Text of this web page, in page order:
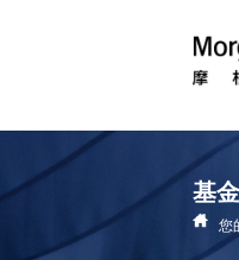
基
您